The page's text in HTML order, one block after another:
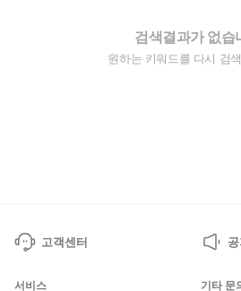
검색결과가 없습
원하는 키워드를 다시 검
고객센터
서비스 기타 문